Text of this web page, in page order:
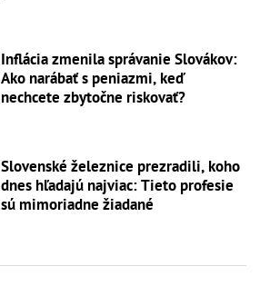
Inflácia zmenila správanie Slovákov:
Ako narábať s peniazmi, keď
nechcete zbytočne riskovať?
Slovenské železnice prezradili, koho
dnes hľadajú najviac: Tieto profesie
sú mimoriadne žiadané